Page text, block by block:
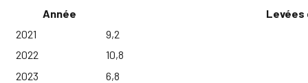
Année
Levées
2021
9,2
2022
10,8
2023
6,8